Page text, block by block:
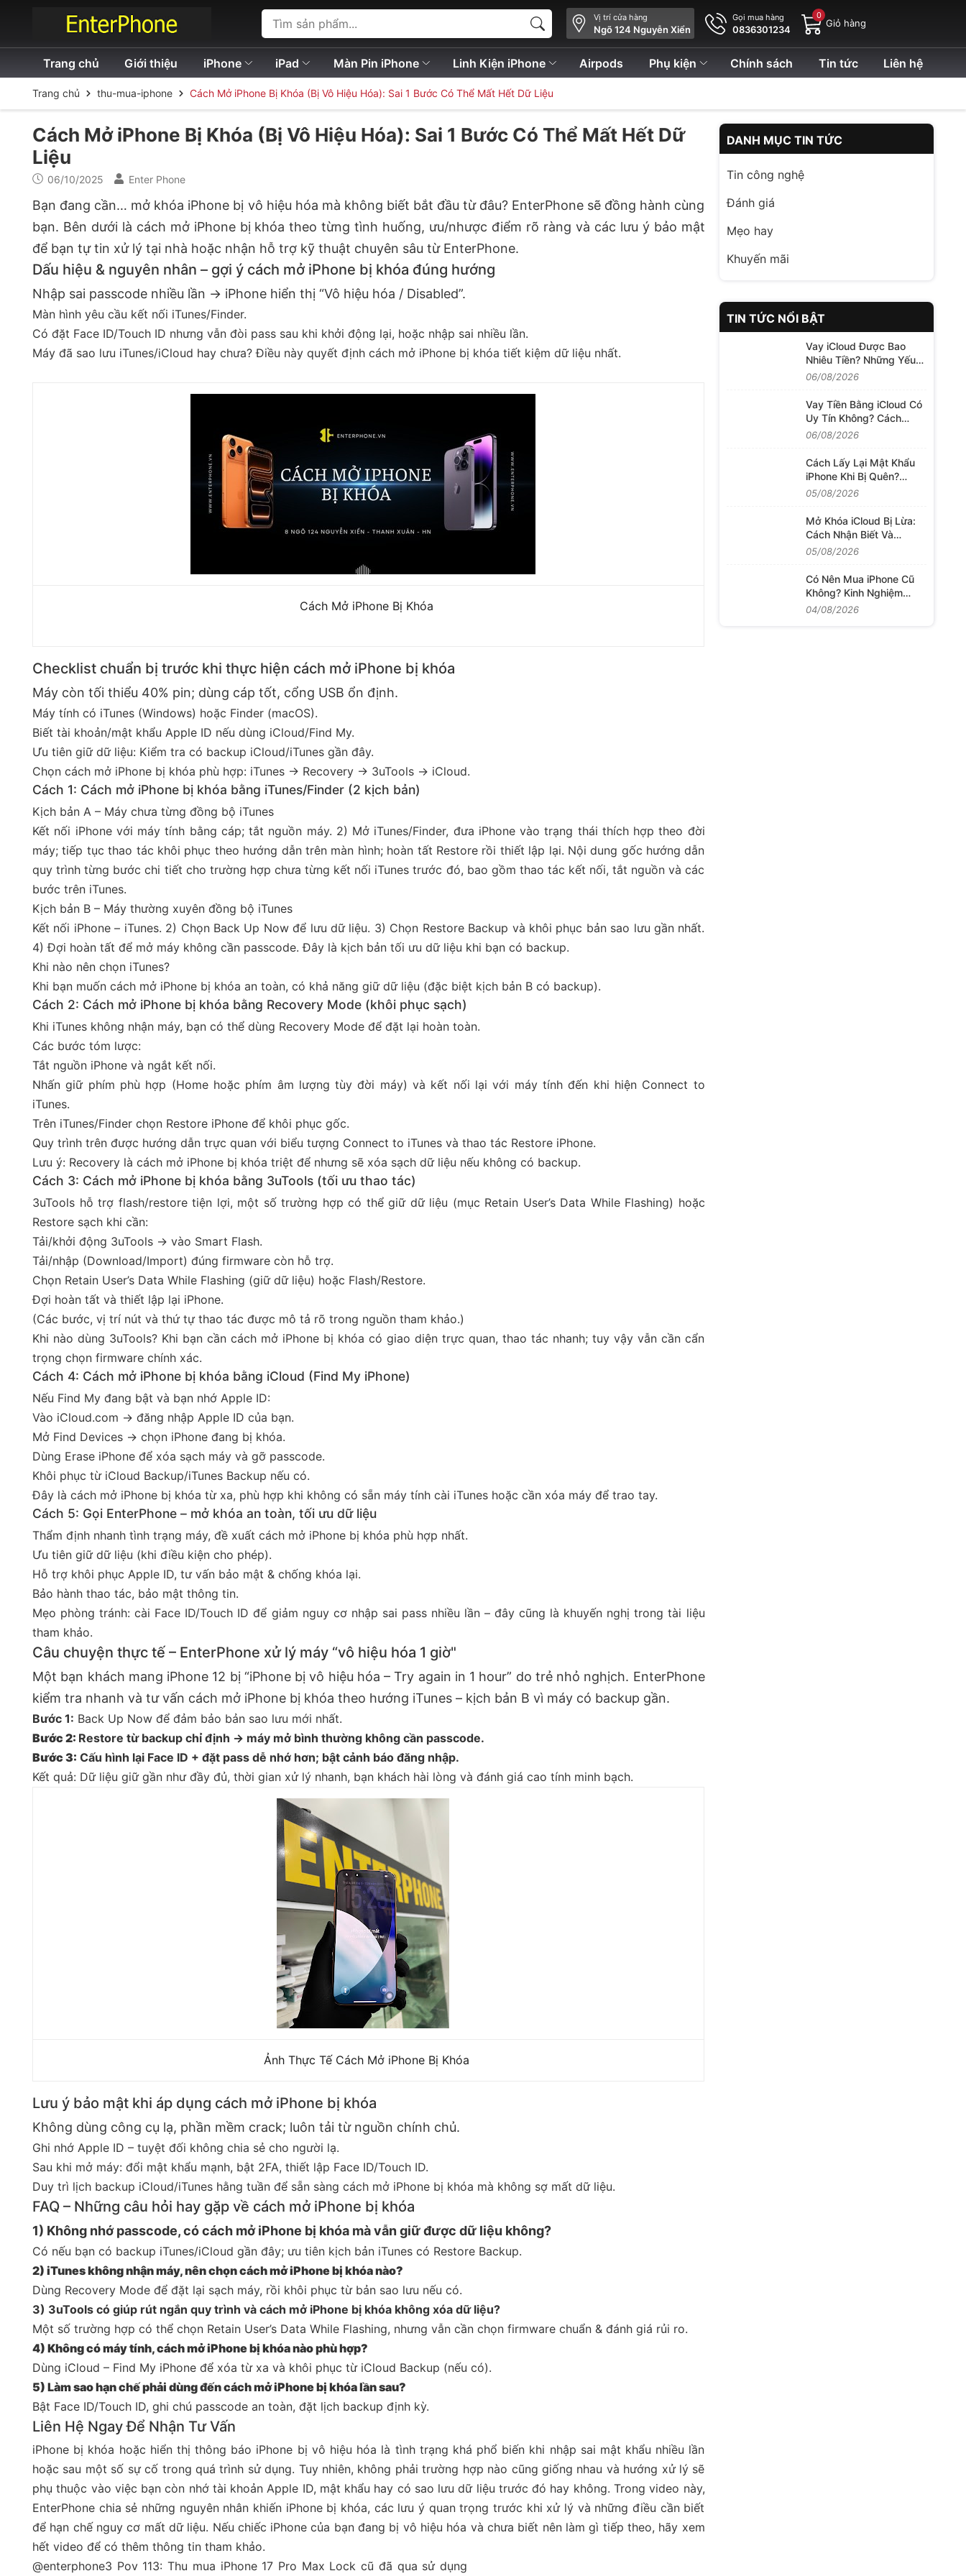
Vị trí cửa hàng
Ngõ 124 Nguyễn Xiển
Gọi mua hàng
0836301234
0
Giỏ hàng
Trang chủ Giới thiệu iPhone iPad Màn Pin iPhone Linh Kiện iPhone Airpods Phụ kiện Chính sách Tin tức Liên hệ
Trang chủ thu-mua-iphone Cách Mở iPhone Bị Khóa (Bị Vô Hiệu Hóa): Sai 1 Bước Có Thể Mất Hết Dữ Liệu
Cách Mở iPhone Bị Khóa (Bị Vô Hiệu Hóa): Sai 1 Bước Có Thể Mất Hết Dữ
Liệu
06/10/2025 Enter Phone
Bạn đang cần… mở khóa iPhone bị vô hiệu hóa mà không biết bắt đầu từ đâu? EnterPhone sẽ đồng hành cùng
bạn. Bên dưới là cách mở iPhone bị khóa theo từng tình huống, ưu/nhược điểm rõ ràng và các lưu ý bảo mật
để bạn tự tin xử lý tại nhà hoặc nhận hỗ trợ kỹ thuật chuyên sâu từ EnterPhone.
Dấu hiệu & nguyên nhân – gợi ý cách mở iPhone bị khóa đúng hướng
Nhập sai passcode nhiều lần → iPhone hiển thị “Vô hiệu hóa / Disabled”.
Màn hình yêu cầu kết nối iTunes/Finder.
Có đặt Face ID/Touch ID nhưng vẫn đòi pass sau khi khởi động lại, hoặc nhập sai nhiều lần.
Máy đã sao lưu iTunes/iCloud hay chưa? Điều này quyết định cách mở iPhone bị khóa tiết kiệm dữ liệu nhất.
Cách Mở iPhone Bị Khóa
Checklist chuẩn bị trước khi thực hiện cách mở iPhone bị khóa
Máy còn tối thiểu 40% pin; dùng cáp tốt, cổng USB ổn định.
Máy tính có iTunes (Windows) hoặc Finder (macOS).
Biết tài khoản/mật khẩu Apple ID nếu dùng iCloud/Find My.
Ưu tiên giữ dữ liệu: Kiểm tra có backup iCloud/iTunes gần đây.
Chọn cách mở iPhone bị khóa phù hợp: iTunes → Recovery → 3uTools → iCloud.
Cách 1: Cách mở iPhone bị khóa bằng iTunes/Finder (2 kịch bản)
Kịch bản A – Máy chưa từng đồng bộ iTunes
Kết nối iPhone với máy tính bằng cáp; tắt nguồn máy. 2) Mở iTunes/Finder, đưa iPhone vào trạng thái thích hợp theo đời
máy; tiếp tục thao tác khôi phục theo hướng dẫn trên màn hình; hoàn tất Restore rồi thiết lập lại. Nội dung gốc hướng dẫn
quy trình từng bước chi tiết cho trường hợp chưa từng kết nối iTunes trước đó, bao gồm thao tác kết nối, tắt nguồn và các
bước trên iTunes.
Kịch bản B – Máy thường xuyên đồng bộ iTunes
Kết nối iPhone – iTunes. 2) Chọn Back Up Now để lưu dữ liệu. 3) Chọn Restore Backup và khôi phục bản sao lưu gần nhất.
4) Đợi hoàn tất để mở máy không cần passcode. Đây là kịch bản tối ưu dữ liệu khi bạn có backup.
Khi nào nên chọn iTunes?
Khi bạn muốn cách mở iPhone bị khóa an toàn, có khả năng giữ dữ liệu (đặc biệt kịch bản B có backup).
Cách 2: Cách mở iPhone bị khóa bằng Recovery Mode (khôi phục sạch)
Khi iTunes không nhận máy, bạn có thể dùng Recovery Mode để đặt lại hoàn toàn.
Các bước tóm lược:
Tắt nguồn iPhone và ngắt kết nối.
Nhấn giữ phím phù hợp (Home hoặc phím âm lượng tùy đời máy) và kết nối lại với máy tính đến khi hiện Connect to
iTunes.
Trên iTunes/Finder chọn Restore iPhone để khôi phục gốc.
Quy trình trên được hướng dẫn trực quan với biểu tượng Connect to iTunes và thao tác Restore iPhone.
Lưu ý: Recovery là cách mở iPhone bị khóa triệt để nhưng sẽ xóa sạch dữ liệu nếu không có backup.
Cách 3: Cách mở iPhone bị khóa bằng 3uTools (tối ưu thao tác)
3uTools hỗ trợ flash/restore tiện lợi, một số trường hợp có thể giữ dữ liệu (mục Retain User’s Data While Flashing) hoặc
Restore sạch khi cần:
Tải/khởi động 3uTools → vào Smart Flash.
Tải/nhập (Download/Import) đúng firmware còn hỗ trợ.
Chọn Retain User’s Data While Flashing (giữ dữ liệu) hoặc Flash/Restore.
Đợi hoàn tất và thiết lập lại iPhone.
(Các bước, vị trí nút và thứ tự thao tác được mô tả rõ trong nguồn tham khảo.)
Khi nào dùng 3uTools? Khi bạn cần cách mở iPhone bị khóa có giao diện trực quan, thao tác nhanh; tuy vậy vẫn cần cẩn
trọng chọn firmware chính xác.
Cách 4: Cách mở iPhone bị khóa bằng iCloud (Find My iPhone)
Nếu Find My đang bật và bạn nhớ Apple ID:
Vào iCloud.com → đăng nhập Apple ID của bạn.
Mở Find Devices → chọn iPhone đang bị khóa.
Dùng Erase iPhone để xóa sạch máy và gỡ passcode.
Khôi phục từ iCloud Backup/iTunes Backup nếu có.
Đây là cách mở iPhone bị khóa từ xa, phù hợp khi không có sẵn máy tính cài iTunes hoặc cần xóa máy để trao tay.
Cách 5: Gọi EnterPhone – mở khóa an toàn, tối ưu dữ liệu
Thẩm định nhanh tình trạng máy, đề xuất cách mở iPhone bị khóa phù hợp nhất.
Ưu tiên giữ dữ liệu (khi điều kiện cho phép).
Hỗ trợ khôi phục Apple ID, tư vấn bảo mật & chống khóa lại.
Bảo hành thao tác, bảo mật thông tin.
Mẹo phòng tránh: cài Face ID/Touch ID để giảm nguy cơ nhập sai pass nhiều lần – đây cũng là khuyến nghị trong tài liệu
tham khảo.
Câu chuyện thực tế – EnterPhone xử lý máy “vô hiệu hóa 1 giờ"
Một bạn khách mang iPhone 12 bị “iPhone bị vô hiệu hóa – Try again in 1 hour” do trẻ nhỏ nghịch. EnterPhone
kiểm tra nhanh và tư vấn cách mở iPhone bị khóa theo hướng iTunes – kịch bản B vì máy có backup gần.
Bước 1: Back Up Now để đảm bảo bản sao lưu mới nhất.
Bước 2: Restore từ backup chỉ định → máy mở bình thường không cần passcode.
Bước 3: Cấu hình lại Face ID + đặt pass dễ nhớ hơn; bật cảnh báo đăng nhập.
Kết quả: Dữ liệu giữ gần như đầy đủ, thời gian xử lý nhanh, bạn khách hài lòng và đánh giá cao tính minh bạch.
Ảnh Thực Tế Cách Mở iPhone Bị Khóa
Lưu ý bảo mật khi áp dụng cách mở iPhone bị khóa
Không dùng công cụ lạ, phần mềm crack; luôn tải từ nguồn chính chủ.
Ghi nhớ Apple ID – tuyệt đối không chia sẻ cho người lạ.
Sau khi mở máy: đổi mật khẩu mạnh, bật 2FA, thiết lập Face ID/Touch ID.
Duy trì lịch backup iCloud/iTunes hằng tuần để sẵn sàng cách mở iPhone bị khóa mà không sợ mất dữ liệu.
FAQ – Những câu hỏi hay gặp về cách mở iPhone bị khóa
1) Không nhớ passcode, có cách mở iPhone bị khóa mà vẫn giữ được dữ liệu không?
Có nếu bạn có backup iTunes/iCloud gần đây; ưu tiên kịch bản iTunes có Restore Backup.
2) iTunes không nhận máy, nên chọn cách mở iPhone bị khóa nào?
Dùng Recovery Mode để đặt lại sạch máy, rồi khôi phục từ bản sao lưu nếu có.
3) 3uTools có giúp rút ngắn quy trình và cách mở iPhone bị khóa không xóa dữ liệu?
Một số trường hợp có thể chọn Retain User’s Data While Flashing, nhưng vẫn cần chọn firmware chuẩn & đánh giá rủi ro.
4) Không có máy tính, cách mở iPhone bị khóa nào phù hợp?
Dùng iCloud – Find My iPhone để xóa từ xa và khôi phục từ iCloud Backup (nếu có).
5) Làm sao hạn chế phải dùng đến cách mở iPhone bị khóa lần sau?
Bật Face ID/Touch ID, ghi chú passcode an toàn, đặt lịch backup định kỳ.
Liên Hệ Ngay Để Nhận Tư Vấn
iPhone bị khóa hoặc hiển thị thông báo iPhone bị vô hiệu hóa là tình trạng khá phổ biến khi nhập sai mật khẩu nhiều lần
hoặc sau một số sự cố trong quá trình sử dụng. Tuy nhiên, không phải trường hợp nào cũng giống nhau và hướng xử lý sẽ
phụ thuộc vào việc bạn còn nhớ tài khoản Apple ID, mật khẩu hay có sao lưu dữ liệu trước đó hay không. Trong video này,
EnterPhone chia sẻ những nguyên nhân khiến iPhone bị khóa, các lưu ý quan trọng trước khi xử lý và những điều cần biết
để hạn chế nguy cơ mất dữ liệu. Nếu chiếc iPhone của bạn đang bị vô hiệu hóa và chưa biết nên làm gì tiếp theo, hãy xem
hết video để có thêm thông tin tham khảo.
@enterphone3 Pov 113: Thu mua iPhone 17 Pro Max Lock cũ đã qua sử dụng
DANH MỤC TIN TỨC
Tin công nghệ
Đánh giá
Mẹo hay
Khuyến mãi
TIN TỨC NỔI BẬT
Vay iCloud Được Bao
Nhiêu Tiền? Những Yếu
Tố Quyết Định Hạn Mức
06/08/2026
Vay Tiền Bằng iCloud Có
Uy Tín Không? Cách
Đánh Giá Dịch Vụ Trước
06/08/2026
Cách Lấy Lại Mật Khẩu
iPhone Khi Bị Quên?
Những Việc Cần Làm
05/08/2026
Mở Khóa iCloud Bị Lừa:
Cách Nhận Biết Và
Hướng Xử Lý Khi Mất
05/08/2026
Có Nên Mua iPhone Cũ
Không? Kinh Nghiệm
Chọn Máy Tốt
04/08/2026